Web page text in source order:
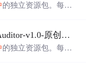
的独立资源包。每个
License及原创与授
npm test验证算法，
Cypress-Flaky-Test-Evidence-Auditor-v1.0-原创源码与文档.zip
的独立资源包。每个